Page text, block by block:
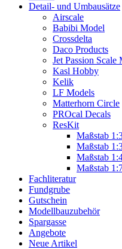
Detail- und Umbausätze
Airscale
Babibi Model
Crossdelta
Daco Products
Jet Passion Scale
Kasl Hobby
Kelik
LF Models
Matterhorn Circle
PROcal Decals
ResKit
Maßstab
Maßstab
Maßstab
Maßstab
Fachliteratur
Fundgrube
Gutschein
Modellbauzubehör
Spargasse
Angebote
Neue Artikel